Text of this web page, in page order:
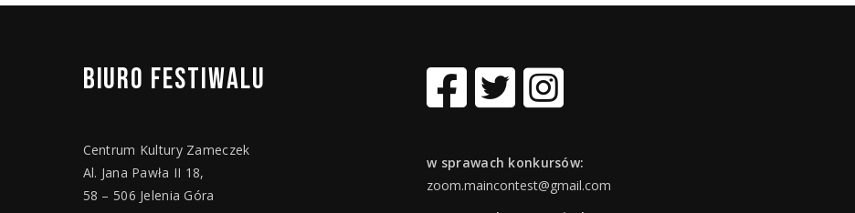
BIURO FESTIWALU
Centrum Kultury Zameczek
Al. Jana Pawła II 18,
58 – 506 Jelenia Góra
w sprawach konkursów:
zoom.maincontest@gmail.com